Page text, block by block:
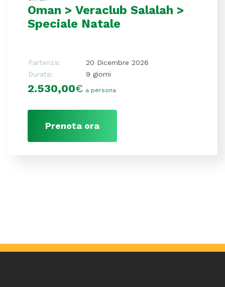
Oman > Veraclub Salalah >
Speciale Natale
Partenza:
20 Dicembre 2026
Durata:
9 giorni
2.530,00€ a persona
Prenota ora